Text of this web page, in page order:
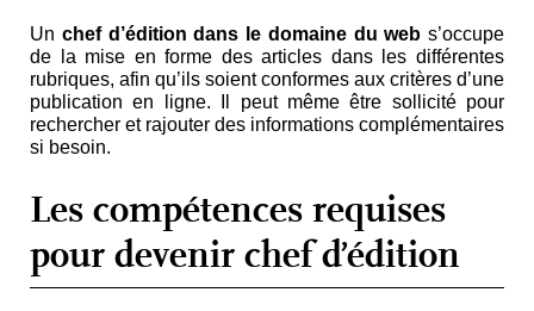
Un chef d’édition dans le domaine du web s’occupe
de la mise en forme des articles dans les différentes
rubriques, afin qu’ils soient conformes aux critères d’une
publication en ligne. Il peut même être sollicité pour
rechercher et rajouter des informations complémentaires
si besoin.
Les compétences requises
pour devenir chef d’édition